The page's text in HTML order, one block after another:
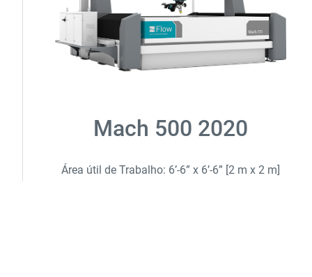
Mach 500 2020
Área útil de Trabalho: 6’-6” x 6’-6” [2 m x 2 m]